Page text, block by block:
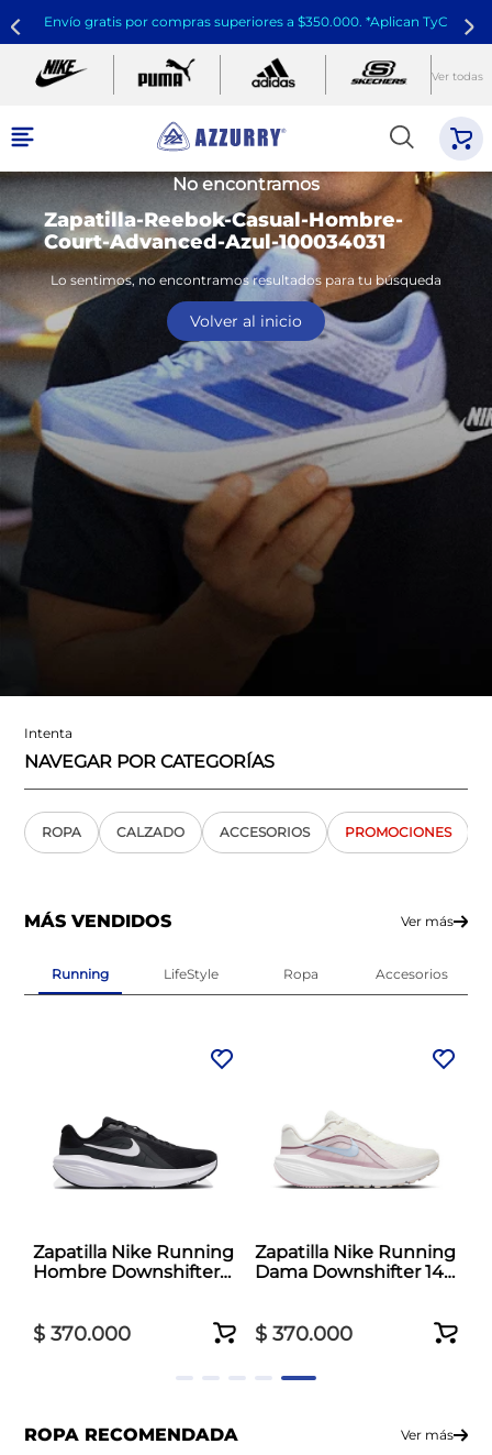
Envío gratis por compras superiores a $350.000. *Aplican TyC
Ver todas
No encontramos
Zapatilla-Reebok-Casual-Hombre-
Court-Advanced-Azul-100034031
Lo sentimos, no encontramos resultados para tu búsqueda
Volver al inicio
Intenta
NAVEGAR POR CATEGORÍAS
ROPA CALZADO ACCESORIOS PROMOCIONES
MÁS VENDIDOS Ver más
Running LifeStyle Ropa Accesorios
Zapatilla Nike Running
Hombre Downshifter
$ 370.000
Zapatilla Nike Running
Dama Downshifter 14
$ 370.000
ROPA RECOMENDADA Ver más